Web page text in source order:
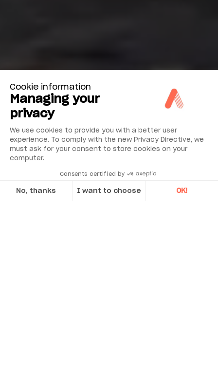
Cookie information
Managing your
privacy
We use cookies to provide you with a better user
experience. To comply with the new Privacy Directive, we
must ask for your consent to store cookies on your
computer.
Consents certified by
No, thanks I want to choose OK!